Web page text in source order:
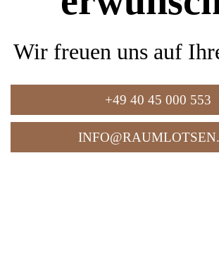
Wir freuen uns auf
+49 40 45 000 553